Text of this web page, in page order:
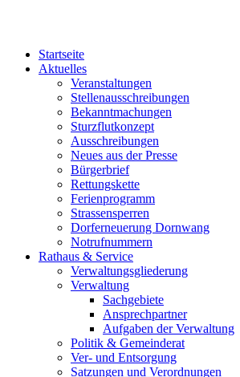
Startseite
Aktuelles
Veranstaltungen
Stellenausschreibungen
Bekanntmachungen
Sturzflutkonzept
Ausschreibungen
Neues aus der Presse
Bürgerbrief
Rettungskette
Ferienprogramm
Strassensperren
Dorferneuerung Dornwang
Notrufnummern
Rathaus & Service
Verwaltungsgliederung
Verwaltung
Sachgebiete
Ansprechpartner
Aufgaben der Verwaltung
Politik & Gemeinderat
Ver- und Entsorgung
Satzungen und Verordnungen